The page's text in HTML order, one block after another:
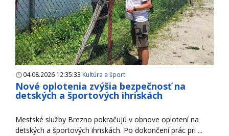
04.08.2026 12:35:33 Kultúra a šport
Nové oplotenia zvýšia bezpečnosť na
detských a športových ihriskách
Mestské služby Brezno pokračujú v obnove oplotení na
detských a športových ihriskách. Po dokončení prác pri ...